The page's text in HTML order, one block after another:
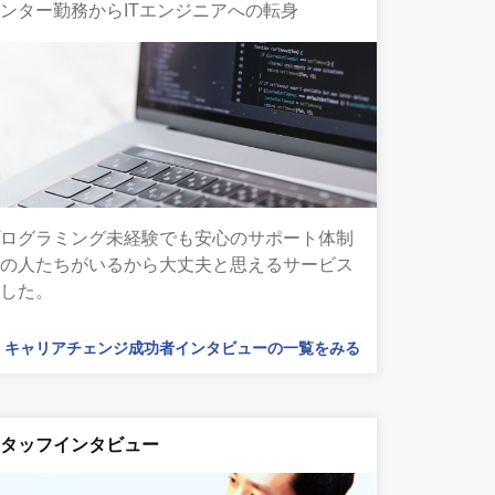
ター勤務からITエンジニアへの転身
グラミング未経験でも安心のサポート体制
人たちがいるから大丈夫と思えるサービス
た。
キャリアチェンジ成功者インタビューの一覧をみる
ッフインタビュー